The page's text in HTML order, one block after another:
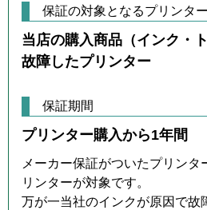
保証の対象となるプリンター
当店の購入商品（インク・
故障したプリンター
保証期間
プリンター購入から1年間
メーカー保証がついたプリン
リンターが対象です。
万が一当社のインクが原因で故